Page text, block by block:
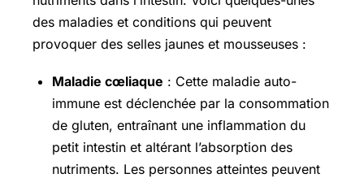
des maladies et conditions qui peuvent
provoquer des selles jaunes et mousseuses :
Maladie cœliaque : Cette maladie auto-
immune est déclenchée par la consommation
de gluten, entraînant une inflammation du
petit intestin et altérant l’absorption des
nutriments. Les personnes atteintes peuvent